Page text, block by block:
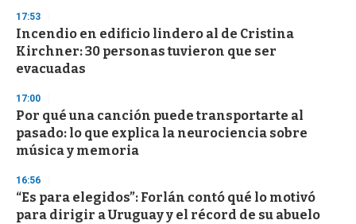
17:53
Incendio en edificio lindero al de Cristina
Kirchner: 30 personas tuvieron que ser
evacuadas
17:00
Por qué una canción puede transportarte al
pasado: lo que explica la neurociencia sobre
música y memoria
16:56
“Es para elegidos”: Forlán contó qué lo motivó
para dirigir a Uruguay y el récord de su abuelo